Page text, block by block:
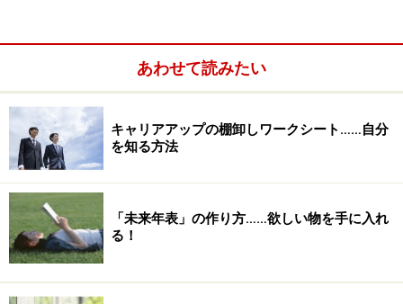
あわせて読みたい
キャリアアップの棚卸しワークシート……自分
を知る方法
「未来年表」の作り方……欲しい物を手に入れ
る！